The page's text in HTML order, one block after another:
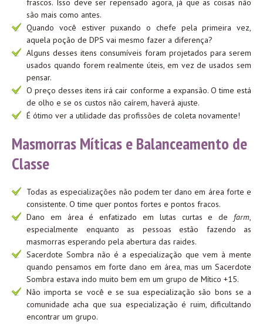
frascos. Isso deve ser repensado agora, já que as coisas não
são mais como antes.
Quando você estiver puxando o chefe pela primeira vez,
aquela poção de DPS vai mesmo fazer a diferença?
Alguns desses itens consumíveis foram projetados para serem
usados quando forem realmente úteis, em vez de usados sem
pensar.
O preço desses itens irá cair conforme a expansão. O time está
de olho e se os custos não caírem, haverá ajuste.
É ótimo ver a utilidade das profissões de coleta novamente!
Masmorras Míticas e Balanceamento de
Classe
Todas as especializações não podem ter dano em área forte e
consistente. O time quer pontos fortes e pontos fracos.
Dano em área é enfatizado em lutas curtas e de farm,
especialmente enquanto as pessoas estão fazendo as
masmorras esperando pela abertura das raides.
Sacerdote Sombra não é a especialização que vem à mente
quando pensamos em forte dano em área, mas um Sacerdote
Sombra estava indo muito bem em um grupo de Mítico +15.
Não importa se você e se sua especialização são bons se a
comunidade acha que sua especialização é ruim, dificultando
encontrar um grupo.